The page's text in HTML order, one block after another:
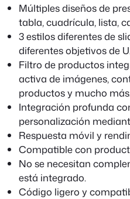
Múltiples diseños de
tabla, cuadrícula, lista,
3 estilos diferentes de
diferentes objetivos de
Filtro de productos
activa de imágenes,
productos y mucho más.
Integración profunda
personalización
Respuesta móvil y
Compatible con
No se necesitan
está integrado.
Código ligero y